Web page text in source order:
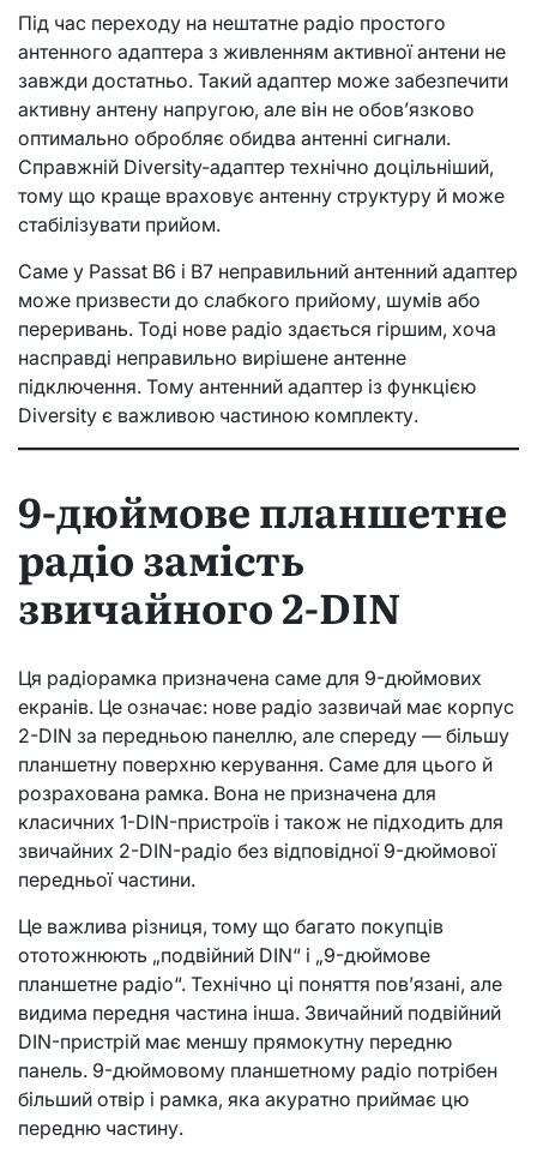
Під час переходу на нештатне радіо простого
антенного адаптера з живленням активної антени не
завжди достатньо. Такий адаптер може забезпечити
активну антену напругою, але він не обов’язково
оптимально обробляє обидва антенні сигнали.
Справжній Diversity-адаптер технічно доцільніший,
тому що краще враховує антенну структуру й може
стабілізувати прийом.
Саме у Passat B6 і B7 неправильний антенний адаптер
може призвести до слабкого прийому, шумів або
переривань. Тоді нове радіо здається гіршим, хоча
насправді неправильно вирішене антенне
підключення. Тому антенний адаптер із функцією
Diversity є важливою частиною комплекту.
9-дюймове планшетне
радіо замість
звичайного 2-DIN
Ця радіорамка призначена саме для 9-дюймових
екранів. Це означає: нове радіо зазвичай має корпус
2-DIN за передньою панеллю, але спереду — більшу
планшетну поверхню керування. Саме для цього й
розрахована рамка. Вона не призначена для
класичних 1-DIN-пристроїв і також не підходить для
звичайних 2-DIN-радіо без відповідної 9-дюймової
передньої частини.
Це важлива різниця, тому що багато покупців
ототожнюють „подвійний DIN“ і „9-дюймове
планшетне радіо“. Технічно ці поняття пов’язані, але
видима передня частина інша. Звичайний подвійний
DIN-пристрій має меншу прямокутну передню
панель. 9-дюймовому планшетному радіо потрібен
більший отвір і рамка, яка акуратно приймає цю
передню частину.